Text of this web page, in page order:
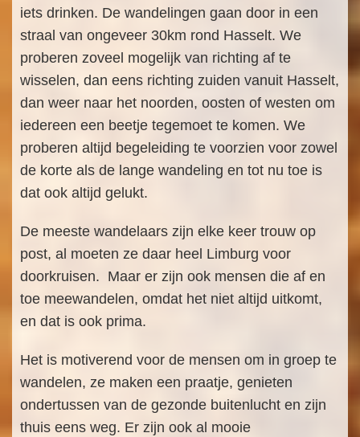
iets drinken. De wandelingen gaan door in een
straal van ongeveer 30km rond Hasselt. We
proberen zoveel mogelijk van richting af te
wisselen, dan eens richting zuiden vanuit Hasselt,
dan weer naar het noorden, oosten of westen om
iedereen een beetje tegemoet te komen. We
proberen altijd begeleiding te voorzien voor zowel
de korte als de lange wandeling en tot nu toe is
dat ook altijd gelukt.
De meeste wandelaars zijn elke keer trouw op
post, al moeten ze daar heel Limburg voor
doorkruisen. Maar er zijn ook mensen die af en
toe meewandelen, omdat het niet altijd uitkomt,
en dat is ook prima.
Het is motiverend voor de mensen om in groep te
wandelen, ze maken een praatje, genieten
ondertussen van de gezonde buitenlucht en zijn
thuis eens weg. Er zijn ook al mooie